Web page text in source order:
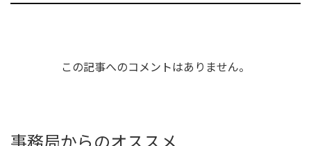
この記事へのコメントはありません。
事務局からのオススメ